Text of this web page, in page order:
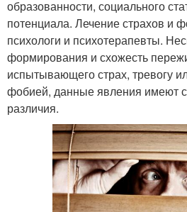
образованности, социального
потенциала. Лечение страхов и
психологи и психотерапевты.
формирования и схожесть
испытывающего страх, тревогу
фобией, данные явления имеют
различия.